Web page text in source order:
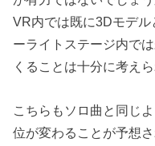
VR内では既に3Dモデ
ーライトステージ内で
くることは十分に考えら
こちらもソロ曲と同じ
位が変わることが予想